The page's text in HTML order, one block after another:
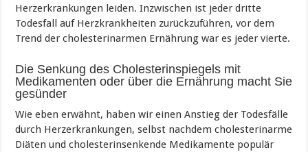
Herzerkrankungen leiden. Inzwischen ist jeder dritte
Todesfall auf Herzkrankheiten zurückzuführen, vor dem
Trend der cholesterinarmen Ernährung war es jeder vierte.
Die Senkung des Cholesterinspiegels mit
Medikamenten oder über die Ernährung macht Sie
gesünder
Wie eben erwähnt, haben wir einen Anstieg der Todesfälle
durch Herzerkrankungen, selbst nachdem cholesterinarme
Diäten und cholesterinsenkende Medikamente populär